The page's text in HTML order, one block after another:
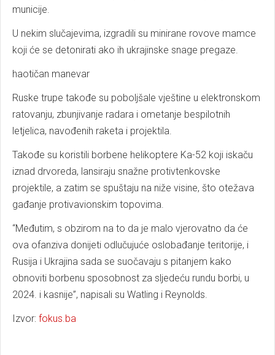
municije.
U nekim slučajevima, izgradili su minirane rovove mamce
koji će se detonirati ako ih ukrajinske snage pregaze.
haotičan manevar
Ruske trupe takođe su poboljšale vještine u elektronskom
ratovanju, zbunjivanje radara i ometanje bespilotnih
letjelica, navođenih raketa i projektila.
Takođe su koristili borbene helikoptere Ka-52 koji iskaču
iznad drvoreda, lansiraju snažne protivtenkovske
projektile, a zatim se spuštaju na niže visine, što otežava
gađanje protivavionskim topovima.
“Međutim, s obzirom na to da je malo vjerovatno da će
ova ofanziva donijeti odlučujuće oslobađanje teritorije, i
Rusija i Ukrajina sada se suočavaju s pitanjem kako
obnoviti borbenu sposobnost za sljedeću rundu borbi, u
2024. i kasnije”, napisali su Watling i Reynolds.
Izvor: fokus.ba